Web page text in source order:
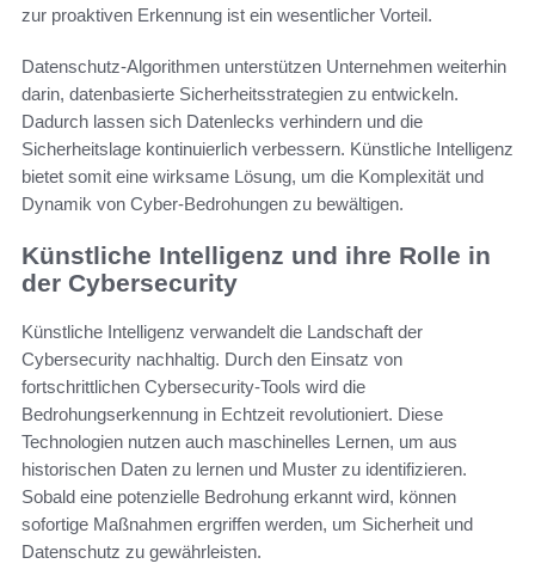
zur proaktiven Erkennung ist ein wesentlicher Vorteil.
Datenschutz-Algorithmen unterstützen Unternehmen weiterhin
darin, datenbasierte Sicherheitsstrategien zu entwickeln.
Dadurch lassen sich Datenlecks verhindern und die
Sicherheitslage kontinuierlich verbessern. Künstliche Intelligenz
bietet somit eine wirksame Lösung, um die Komplexität und
Dynamik von Cyber-Bedrohungen zu bewältigen.
Künstliche Intelligenz und ihre Rolle in
der Cybersecurity
Künstliche Intelligenz verwandelt die Landschaft der
Cybersecurity nachhaltig. Durch den Einsatz von
fortschrittlichen Cybersecurity-Tools wird die
Bedrohungserkennung in Echtzeit revolutioniert. Diese
Technologien nutzen auch maschinelles Lernen, um aus
historischen Daten zu lernen und Muster zu identifizieren.
Sobald eine potenzielle Bedrohung erkannt wird, können
sofortige Maßnahmen ergriffen werden, um Sicherheit und
Datenschutz zu gewährleisten.